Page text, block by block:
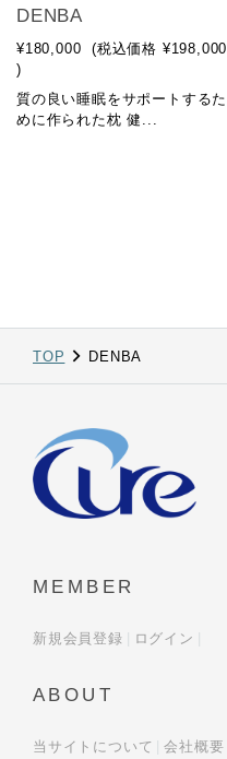
DENBA
¥180,000 (税込価格 ¥198,000
)
質の良い睡眠をサポートするた
めに作られた枕 健...
TOP DENBA
MEMBER
新規会員登録 ログイン
ABOUT
当サイトについて 会社概要